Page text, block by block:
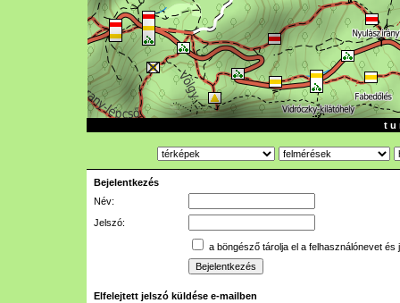
t u
Bejelentkezés
Név:
Jelszó:
a böngésző tárolja el a felhasználónevet és
Elfelejtett jelszó küldése e-mailben